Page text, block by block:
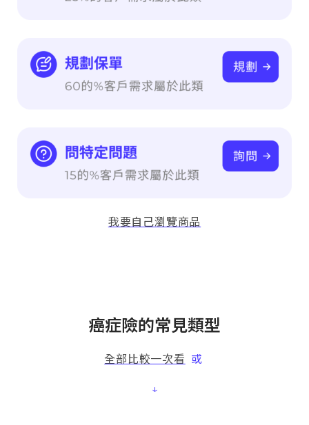
我要自己瀏覽商品
癌症險的常見類型
全部比較一次看 或
↓